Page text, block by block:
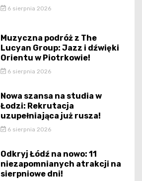
6 sierpnia 2026
Muzyczna podróż z The
Lucyan Group: Jazz i dźwięki
Orientu w Piotrkowie!
6 sierpnia 2026
Nowa szansa na studia w
Łodzi: Rekrutacja
uzupełniająca już rusza!
6 sierpnia 2026
Odkryj Łódź na nowo: 11
niezapomnianych atrakcji na
sierpniowe dni!